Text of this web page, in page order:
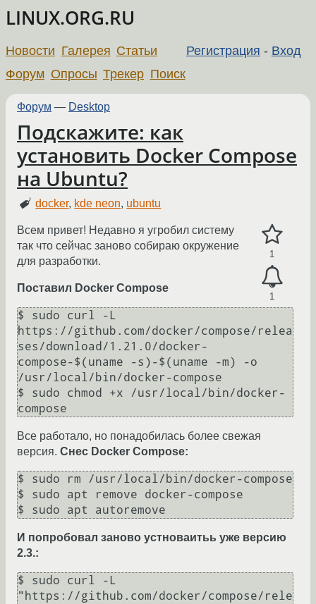
LINUX.ORG.RU
Регистрация - Вход
Новости Галерея Статьи
Форум Опросы Трекер Поиск
Форум — Desktop
Подскажите: как
установить Docker Compose
на Ubuntu?
docker, kde neon, ubuntu
1
1
Всем привет! Недавно я угробил систему
так что сейчас заново собираю окружение
для разработки.
Поставил Docker Compose
$ sudo curl -L
https://github.com/docker/compose/relea
ses/download/1.21.0/docker-
compose-$(uname -s)-$(uname -m) -o
/usr/local/bin/docker-compose
$ sudo chmod +x /usr/local/bin/docker-
Все работало, но понадобилась более свежая
версия. Снес Docker Compose:
$ sudo rm /usr/local/bin/docker-compose
$ sudo apt remove docker-compose
И попробовал заново устноваитьь уже версию
2.3.:
$ sudo curl -L
"https://github.com/docker/compose/rele